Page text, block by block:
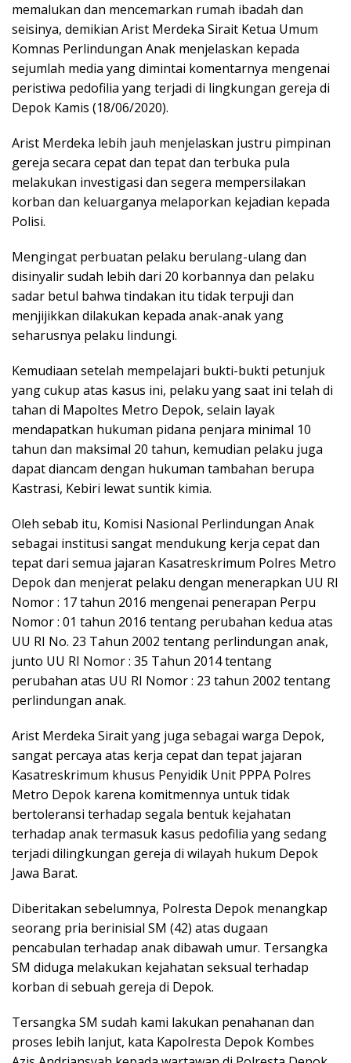
memalukan dan mencemarkan rumah ibadah dan
seisinya, demikian Arist Merdeka Sirait Ketua Umum
Komnas Perlindungan Anak menjelaskan kepada
sejumlah media yang dimintai komentarnya mengenai
peristiwa pedofilia yang terjadi di lingkungan gereja di
Depok Kamis (18/06/2020).
Arist Merdeka lebih jauh menjelaskan justru pimpinan
gereja secara cepat dan tepat dan terbuka pula
melakukan investigasi dan segera mempersilakan
korban dan keluarganya melaporkan kejadian kepada
Polisi.
Mengingat perbuatan pelaku berulang-ulang dan
disinyalir sudah lebih dari 20 korbannya dan pelaku
sadar betul bahwa tindakan itu tidak terpuji dan
menjijikkan dilakukan kepada anak-anak yang
seharusnya pelaku lindungi.
Kemudiaan setelah mempelajari bukti-bukti petunjuk
yang cukup atas kasus ini, pelaku yang saat ini telah di
tahan di Mapoltes Metro Depok, selain layak
mendapatkan hukuman pidana penjara minimal 10
tahun dan maksimal 20 tahun, kemudian pelaku juga
dapat diancam dengan hukuman tambahan berupa
Kastrasi, Kebiri lewat suntik kimia.
Oleh sebab itu, Komisi Nasional Perlindungan Anak
sebagai institusi sangat mendukung kerja cepat dan
tepat dari semua jajaran Kasatreskrimum Polres Metro
Depok dan menjerat pelaku dengan menerapkan UU RI
Nomor : 17 tahun 2016 mengenai penerapan Perpu
Nomor : 01 tahun 2016 tentang perubahan kedua atas
UU RI No. 23 Tahun 2002 tentang perlindungan anak,
junto UU RI Nomor : 35 Tahun 2014 tentang
perubahan atas UU RI Nomor : 23 tahun 2002 tentang
perlindungan anak.
Arist Merdeka Sirait yang juga sebagai warga Depok,
sangat percaya atas kerja cepat dan tepat jajaran
Kasatreskrimum khusus Penyidik Unit PPPA Polres
Metro Depok karena komitmennya untuk tidak
bertoleransi terhadap segala bentuk kejahatan
terhadap anak termasuk kasus pedofilia yang sedang
terjadi dilingkungan gereja di wilayah hukum Depok
Jawa Barat.
Diberitakan sebelumnya, Polresta Depok menangkap
seorang pria berinisial SM (42) atas dugaan
pencabulan terhadap anak dibawah umur. Tersangka
SM diduga melakukan kejahatan seksual terhadap
korban di sebuah gereja di Depok.
Tersangka SM sudah kami lakukan penahanan dan
proses lebih lanjut, kata Kapolresta Depok Kombes